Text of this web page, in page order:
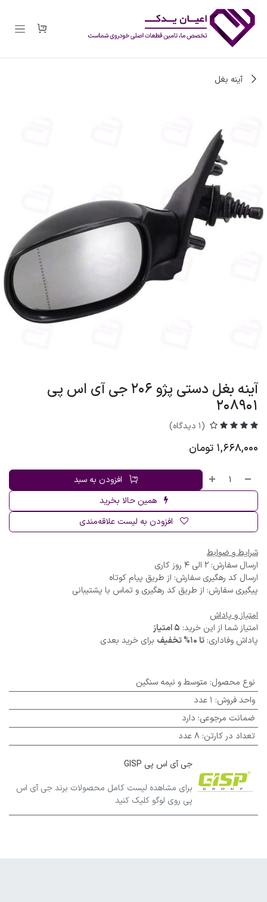
آینه بغل
آینه بغل دستی پژو 206 جی آی اس پی
208901
(1 دیدگاه)
1,668,000 تومان
افزودن به سبد
همین حالا بخرید
افزودن به لیست علاقه‌مندی
شرایط و ضوابط
ارسال سفارش: 2 الی 4 روز کاری
ارسال کد رهگیری سفارش: از طریق پیام کوتاه
پیگیری سفارش: از طریق کد رهگیری و تماس با پشتیبانی
امتیاز و پاداش
امتیاز شما از این خرید: 5 امتیاز
پاداش وفاداری: تا 10% تخفیف برای خرید بعدی
نوع محصول: متوسط و نیمه سنگین
واحد فروش: 1 عدد
ضمانت مرجوعی: دارد
تعداد در کارتن: 8 عدد
جی آی اس پی GISP
برای مشاهده لیست کامل محصولات برند جی آی اس
پی روی لوگو کلیک کنید